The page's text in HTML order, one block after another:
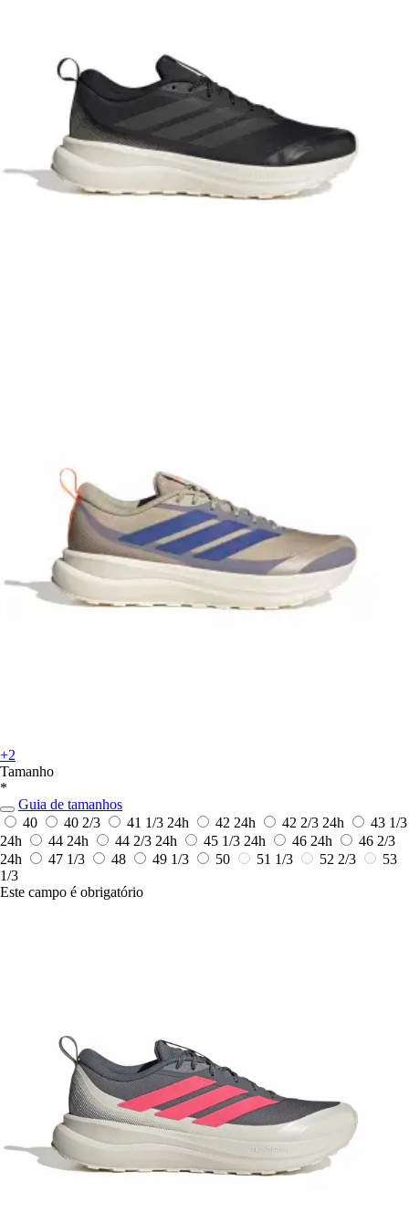
+2
Tamanho
*
Guia de tamanhos
40
40 2/3 41 1/3 24h 42 24h 42 2/3 24h
43 1/3
24h
44 24h 44 2/3 24h 45 1/3 24h 46 24h
46 2/3
24h
47 1/3 48 49 1/3 50 51 1/3 52 2/3
53
1/3
Este campo é obrigatório